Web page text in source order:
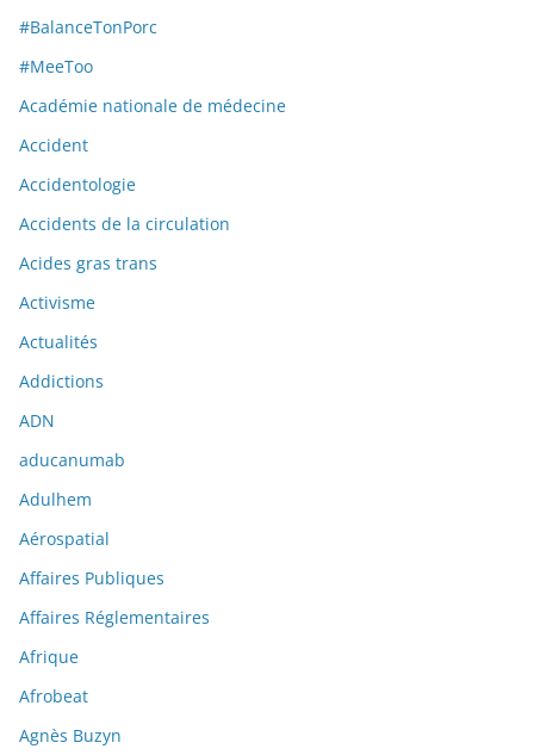
#BalanceTonPorc
#MeeToo
Académie nationale de médecine
Accident
Accidentologie
Accidents de la circulation
Acides gras trans
Activisme
Actualités
Addictions
ADN
aducanumab
Adulhem
Aérospatial
Affaires Publiques
Affaires Réglementaires
Afrique
Afrobeat
Agnès Buzyn